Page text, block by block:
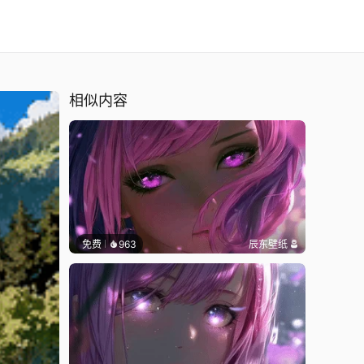
相似内容
免费 963 辰东壁纸